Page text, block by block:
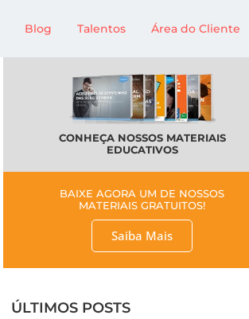
Blog Talentos Área do Cliente
CONHEÇA NOSSOS MATERIAIS
EDUCATIVOS
BAIXE AGORA UM DE NOSSOS
MATERIAIS GRATUITOS!
Saiba Mais
ÚLTIMOS POSTS